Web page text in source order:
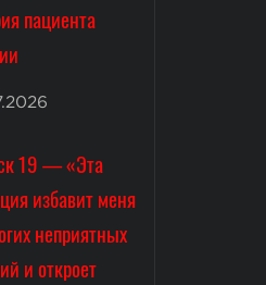
пациента
19 — «Эта
избавит меня
неприятных
и откроет